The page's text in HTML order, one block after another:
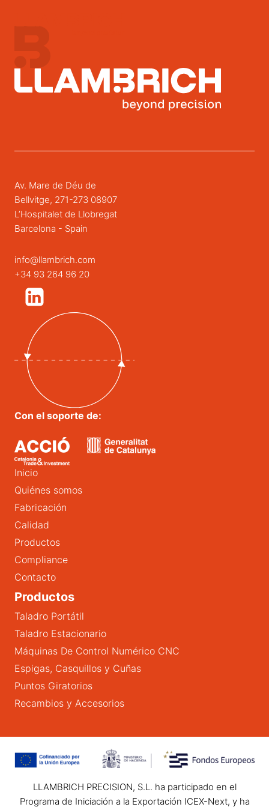
Av. Mare de Déu de
Bellvitge, 271-273 08907
L’Hospitalet de Llobregat
Barcelona - Spain
info@llambrich.com
+34 93 264 96 20
Con el soporte de:
Inicio
Quiénes somos
Fabricación
Calidad
Productos
Compliance
Contacto
Productos
Taladro Portátil
Taladro Estacionario
Máquinas De Control Numérico CNC
Espigas, Casquillos y Cuñas
Puntos Giratorios
Recambios y Accesorios
LLAMBRICH PRECISION, S.L. ha participado en el
Programa de Iniciación a la Exportación ICEX-Next, y ha